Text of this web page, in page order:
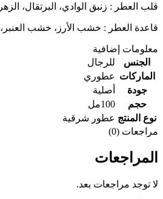
قلب العطر : زنبق الوادي، البرتقال،
قاعدة العطر : خشب الأرز، خشب
معلومات إضافية
الجنس
للرجال
الماركات عطوري
جودة
أصلية
حجم
100مل
نوع المنتج عطور شرقية
مراجعات (0)
المراجعات
لا توجد مراجعات بعد.